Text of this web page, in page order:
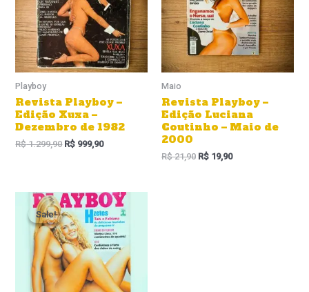
Playboy
Revista Playboy –
Edição Xuxa –
Dezembro de 1982
R$1.299,90 R$ 999,90
Maio
Revista Playboy –
Edição Luciana
Coutinho – Maio de
2000
R$21,90 R$ 19,90
Sale!
Sale!